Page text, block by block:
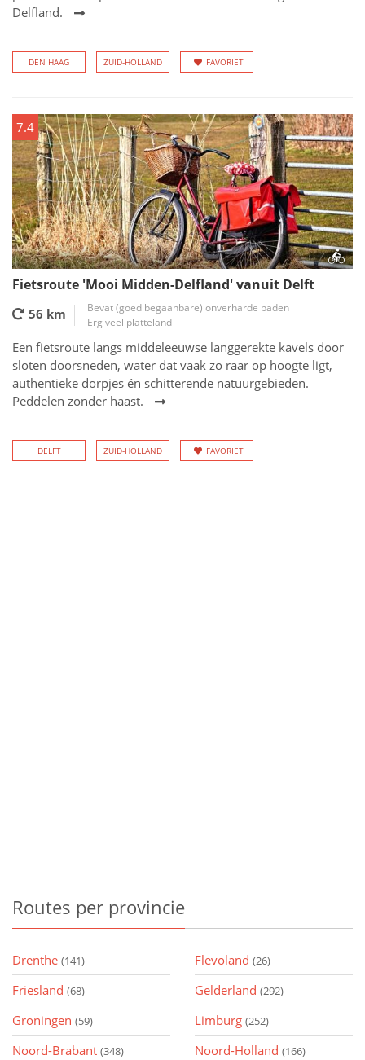
Delfland.
DEN HAAG ZUID-HOLLAND FAVORIET
7.4
Fietsroute 'Mooi Midden-Delfland' vanuit Delft
56 km
Bevat (goed begaanbare) onverharde paden
Erg veel platteland
Een fietsroute langs middeleeuwse langgerekte kavels door
sloten doorsneden, water dat vaak zo raar op hoogte ligt,
authentieke dorpjes én schitterende natuurgebieden.
Peddelen zonder haast.
DELFT ZUID-HOLLAND FAVORIET
Routes per provincie
Drenthe (141) Flevoland (26)
Friesland (68) Gelderland (292)
Groningen (59) Limburg (252)
Noord-Brabant (348) Noord-Holland (166)